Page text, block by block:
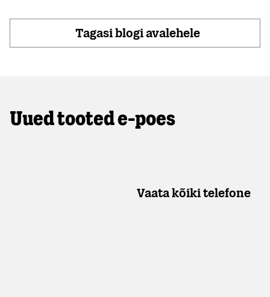
Tagasi blogi avalehele
Uued tooted e-poes
Vaata kõiki telefone